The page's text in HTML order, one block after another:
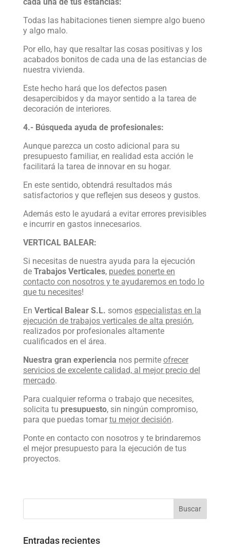
cada una de tus estancias:
Todas las habitaciones tienen siempre algo bueno
y algo malo.
Por ello, hay que resaltar las cosas positivas y los
acabados bonitos de cada una de las estancias de
nuestra vivienda.
Este hecho hará que los defectos pasen
desapercibidos y da mayor sentido a la tarea de
decoración de interiores.
4.- Búsqueda ayuda de profesionales:
Aunque parezca un costo adicional para su
presupuesto familiar, en realidad esta acción le
facilitará la tarea de innovar en su hogar.
En este sentido, obtendrá resultados más
satisfactorios y que reflejen sus deseos y gustos.
Además esto le ayudará a evitar errores previsibles
e incurrir en gastos innecesarios.
VERTICAL BALEAR:
Si necesitas de nuestra ayuda para la ejecución
de Trabajos Verticales, puedes ponerte en
contacto con nosotros y te ayudaremos en todo lo
que tu necesites!
En Vertical Balear S.L. somos especialistas en la
ejecución de trabajos verticales de alta presión,
realizados por profesionales altamente
cualificados en el área.
Nuestra gran experiencia nos permite ofrecer
servicios de excelente calidad, al mejor precio del
mercado.
Para cualquier reforma o trabajo que necesites,
solicita tu presupuesto, sin ningún compromiso,
para que puedas tomar tu mejor decisión.
Ponte en contacto con nosotros y te brindaremos
el mejor presupuesto para la ejecución de tus
proyectos.
Entradas recientes